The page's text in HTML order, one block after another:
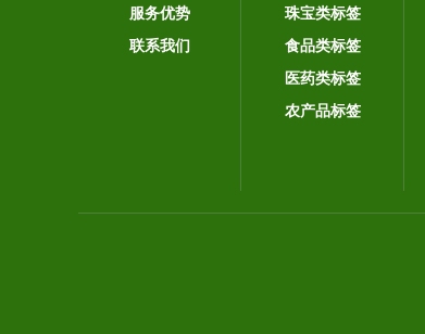
服务优势
联系我们
珠宝类标签
食品类标签
医药类标签
农产品标签